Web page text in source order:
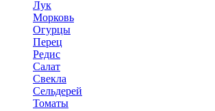
Лук
Морковь
Огурцы
Перец
Редис
Салат
Свекла
Сельдерей
Томаты